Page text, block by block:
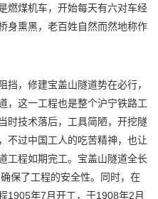
燃煤机车，开始每天有六对车经
身熏黑，老百姓自然而然地称作
挡，修建宝盖山隧道势在必行，
，这一工程也是整个沪宁铁路工
时技术落后，工具简陋，开挖隧
不过中国工人的吃苦精神，也让
工程如期完工。宝盖山隧道全长
保了工程的安全性。同时，在
1905年7月开工，于1908年2月